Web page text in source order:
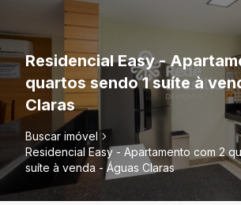
Residencial Easy -
quartos sendo 1 suíte à
Claras
Buscar imóvel
Residencial Easy - Apartamento com 2
suíte à venda - Águas Claras